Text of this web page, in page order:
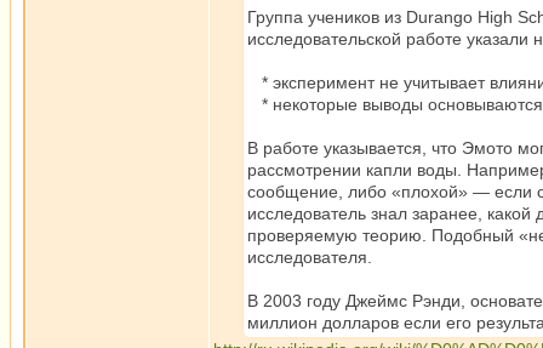
Группа учеников из Durango High
исследовательской работе
* эксперимент не учитывает
* некоторые выводы
В работе указывается, что Эмото
рассмотрении капли воды.
сообщение, либо «плохой» — если
исследователь знал заранее, какой
проверяемую теорию. Подобный «не
исследователя.
В 2003 году Джеймс Рэнди,
миллион долларов если его